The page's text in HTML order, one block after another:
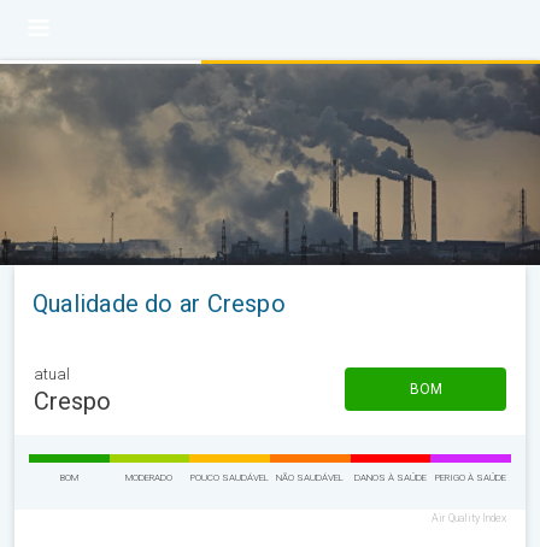
Qualidade do ar Crespo
atual
Crespo BOM
BOM MODERADO POUCO SAUDÁVEL NÃO SAUDÁVEL DANOS À SAÚDE PERIGO À SAÚDE
Air Quality Index